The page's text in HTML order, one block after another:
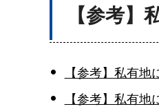
【参考】
【参考】私有
【参考】私有